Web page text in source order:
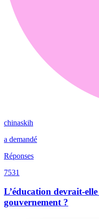
chinaskih
a demandé
Réponses
7531
L’éducation devrait-
gouvernement ?